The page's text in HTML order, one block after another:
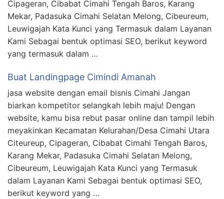
Cipageran, Cibabat Cimahi Tengah Baros, Karang
Mekar, Padasuka Cimahi Selatan Melong, Cibeureum,
Leuwigajah Kata Kunci yang Termasuk dalam Layanan
Kami Sebagai bentuk optimasi SEO, berikut keyword
yang termasuk dalam …
Buat Landingpage Cimindi Amanah
jasa website dengan email bisnis Cimahi Jangan
biarkan kompetitor selangkah lebih maju! Dengan
website, kamu bisa rebut pasar online dan tampil lebih
meyakinkan Kecamatan Kelurahan/Desa Cimahi Utara
Citeureup, Cipageran, Cibabat Cimahi Tengah Baros,
Karang Mekar, Padasuka Cimahi Selatan Melong,
Cibeureum, Leuwigajah Kata Kunci yang Termasuk
dalam Layanan Kami Sebagai bentuk optimasi SEO,
berikut keyword yang …